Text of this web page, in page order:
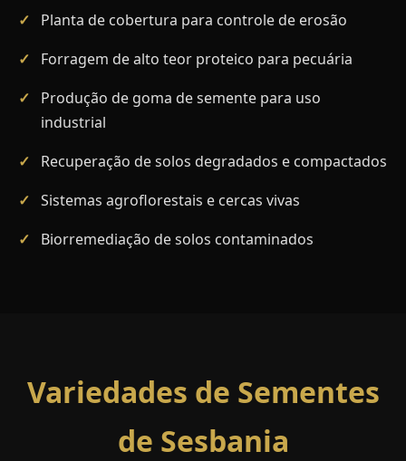
Planta de cobertura para controle de erosão
Forragem de alto teor proteico para pecuária
Produção de goma de semente para uso
industrial
Recuperação de solos degradados e compactados
Sistemas agroflorestais e cercas vivas
Biorremediação de solos contaminados
Variedades de Sementes
de Sesbania